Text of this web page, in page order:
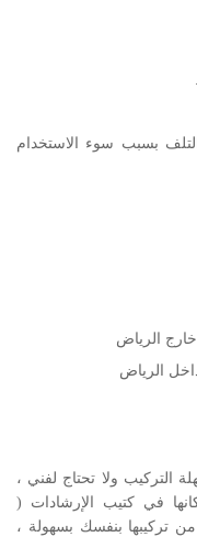
بسبب سوء الاستخدام
الرياض
التركيب ولا تحتاج لفني ،
في كتيب الإرشادات (
من تركيبها بنفسك بسهولة ،